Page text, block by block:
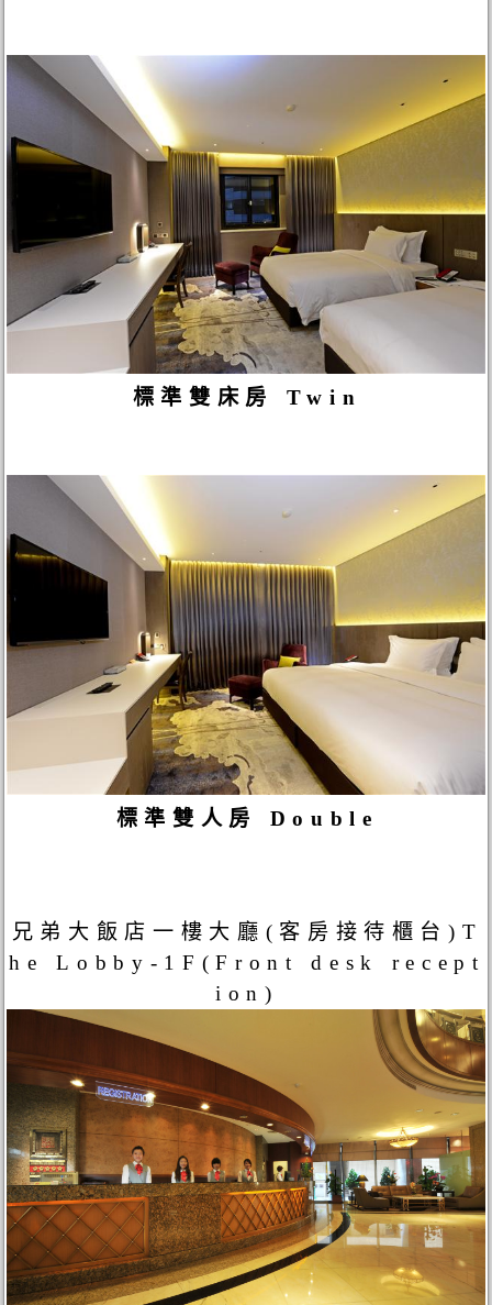
標準雙床房 Twin
標準雙人房 Double
兄弟大飯店一樓大廳(客房接待櫃台)T
he Lobby-1F(Front desk recept
ion)